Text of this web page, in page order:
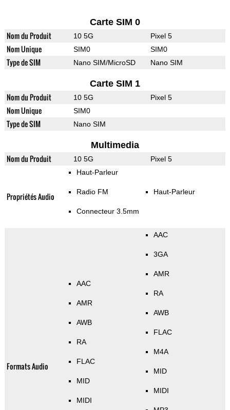
Carte SIM 0
Nom du Produit 10 5G Pixel 5
Nom Unique SIM0 SIM0
Type de SIM Nano SIM/MicroSD Nano SIM
Carte SIM 1
Nom du Produit 10 5G Pixel 5
Nom Unique SIM0
Type de SIM Nano SIM
Multimedia
Nom du Produit 10 5G Pixel 5
Propriétés Audio
Haut-Parleur
Radio FM
Connecteur 3.5mm
Haut-Parleur
Formats Audio
AAC
AMR
AWB
RA
FLAC
MID
MIDI
AAC
3GA
AMR
RA
AWB
FLAC
M4A
MID
MIDI